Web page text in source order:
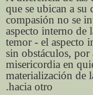
que se ubican a su
compasión no se
aspecto interno de
temor - el aspecto
sin obstáculos, por
misericordia en
materialización de
hacia otro.